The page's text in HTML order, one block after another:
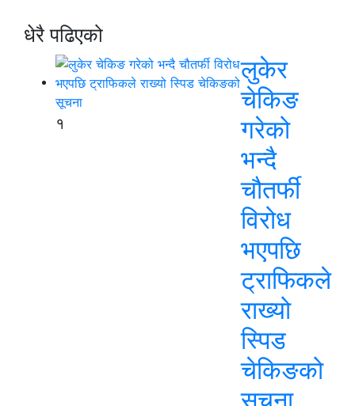
धेरै पढिएको
१
लुकेर
चेकिङ
गरेको
भन्दै
चौतर्फी
विरोध
भएपछि
ट्राफिकले
राख्यो
स्पिड
चेकिङको
सूचना